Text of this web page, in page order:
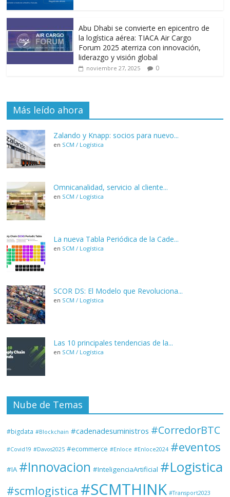
Abu Dhabi se convierte en epicentro de
la logística aérea: TIACA Air Cargo
Forum 2025 aterriza con innovación,
liderazgo y visión global
noviembre 27, 2025 0
Más leído ahora
Zalando y Knapp: socios para nuevo...
en SCM / Logística
Omnicanalidad, servicio al cliente...
en SCM / Logística
La nueva Tabla Periódica de la Cade...
en SCM / Logística
SCOR DS: El Modelo que Revoluciona...
en SCM / Logística
Las 10 principales tendencias de la...
en SCM / Logística
Nube de Temas
#bigdata #Blockchain #cadenadesuministros #CorredorBTC
#Covid19 #Davos2025 #ecommerce #Enloce #Enloce2024 #eventos
#IA #Innovacion #InteligenciaArtificial #Logistica
#scmlogistica #SCMTHINK #Transport2023